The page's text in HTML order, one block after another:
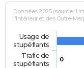
Données 2025 (source :
l'Intérieur et des Outre-Mer)
0
Usage de
stupéfiants
Trafic de
stupéfiants